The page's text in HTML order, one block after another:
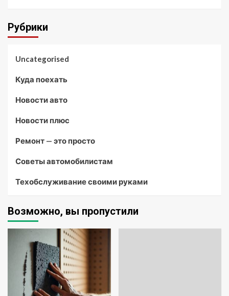
Рубрики
Uncategorised
Куда поехать
Новости авто
Новости плюс
Ремонт — это просто
Советы автомобилистам
Техобслуживание своими руками
Возможно, вы пропустили